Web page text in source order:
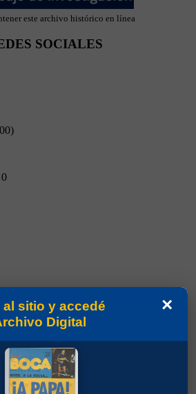
este archivo histórico en línea
SOCIALES
0
×
al sitio y accedé
Digital